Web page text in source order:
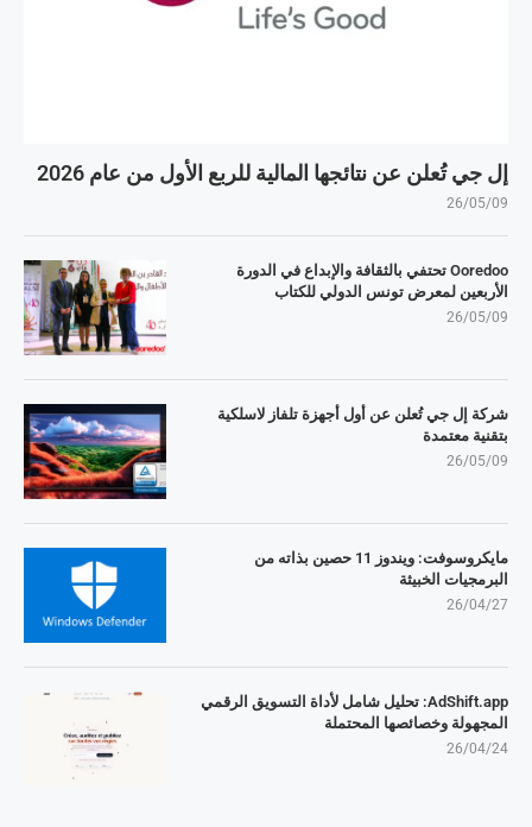
إل جي تُعلن عن نتائجها المالية للربع الأول من عام 2026
26/05/09
Ooredoo تحتفي بالثقافة والإبداع في الدورة
الأربعين لمعرض تونس الدولي للكتاب
26/05/09
شركة إل جي تُعلن عن أول أجهزة تلفاز لاسلكية
بتقنية معتمدة
26/05/09
مايكروسوفت: ويندوز 11 حصين بذاته من
البرمجيات الخبيثة
26/04/27
AdShift.app: تحليل شامل لأداة التسويق الرقمي
المجهولة وخصائصها المحتملة
26/04/24